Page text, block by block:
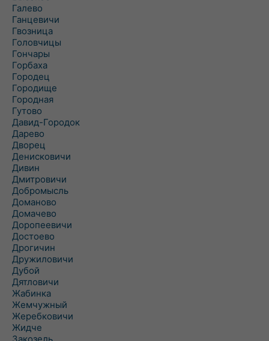
Галево
Ганцевичи
Гвозница
Головчицы
Гончары
Горбаха
Городец
Городище
Городная
Гутово
Давид-Городок
Дарево
Дворец
Денисковичи
Дивин
Дмитровичи
Добромысль
Доманово
Домачево
Доропеевичи
Достоево
Дрогичин
Дружиловичи
Дубой
Дятловичи
Жабинка
Жемчужный
Жеребковичи
Жидче